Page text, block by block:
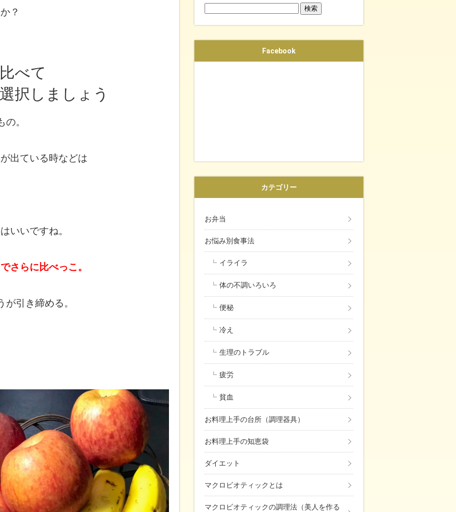
？
べて
択しましょう
の。
出ている時などは
いいですね。
さらに比べっこ。
引き締める。
Facebook
カテゴリー
お弁当
お悩み別食事法
イライラ
体の不調いろいろ
便秘
冷え
生理のトラブル
疲労
貧血
お料理上手の台所（調理器具）
お料理上手の知恵袋
ダイエット
マクロビオティックとは
マクロビオティックの調理法（美人を作る